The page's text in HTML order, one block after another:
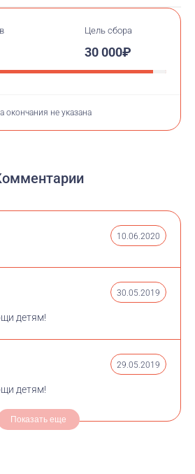
Speedrun
Цель сбора
30 000₽
окончания не указана
10.06.2020
30.05.2019
детям!
29.05.2019
детям!
Показать еще